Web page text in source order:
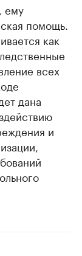
ему
помощь.
как
всех
дана
и